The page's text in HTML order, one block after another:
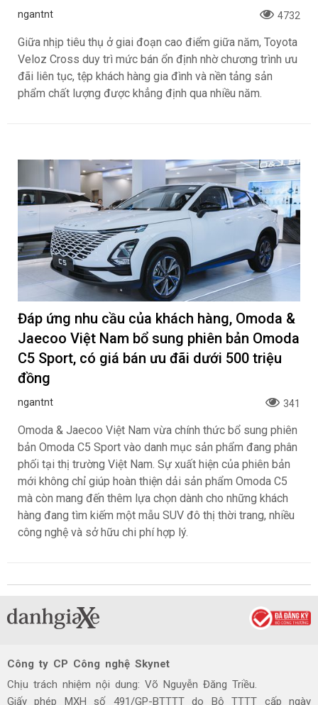
ngantnt 4732
Giữa nhịp tiêu thụ ở giai đoạn cao điểm giữa năm, Toyota
Veloz Cross duy trì mức bán ổn định nhờ chương trình ưu
đãi liên tục, tệp khách hàng gia đình và nền tảng sản
phẩm chất lượng được khẳng định qua nhiều năm.
Đáp ứng nhu cầu của khách hàng, Omoda &
Jaecoo Việt Nam bổ sung phiên bản Omoda
C5 Sport, có giá bán ưu đãi dưới 500 triệu
đồng
ngantnt 341
Omoda & Jaecoo Việt Nam vừa chính thức bổ sung phiên
bản Omoda C5 Sport vào danh mục sản phẩm đang phân
phối tại thị trường Việt Nam. Sự xuất hiện của phiên bản
mới không chỉ giúp hoàn thiện dải sản phẩm Omoda C5
mà còn mang đến thêm lựa chọn dành cho những khách
hàng đang tìm kiếm một mẫu SUV đô thị thời trang, nhiều
công nghệ và sở hữu chi phí hợp lý.
Công ty CP Công nghệ Skynet
Chịu trách nhiệm nội dung: Võ Nguyễn Đăng Triều.
Giấy phép MXH số 491/GP-BTTTT do Bộ TTTT cấp ngày